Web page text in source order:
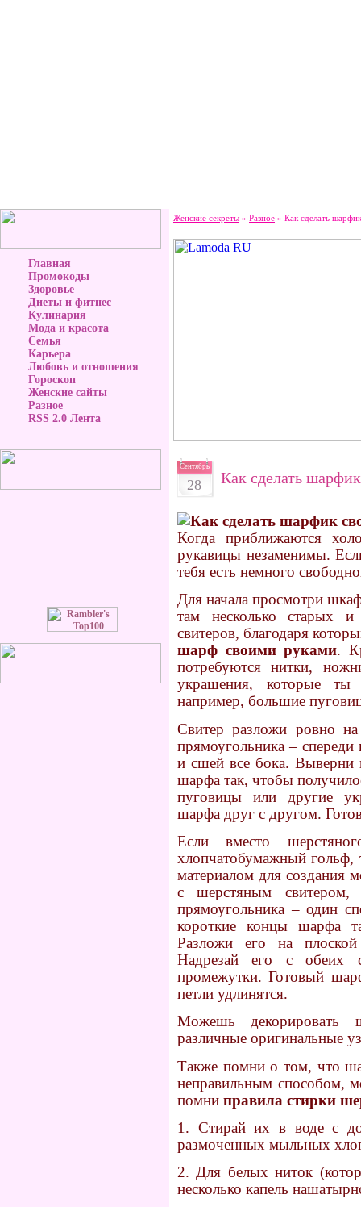
Главная
Промокоды
Здоровье
Диеты и фитнес
Кулинария
Мода и красота
Семья
Карьера
Любовь и отношения
Гороскоп
Женские сайты
Разное
RSS 2.0 Лента
Женские секреты » Разное » Как сделать
Сентябрь
28 Как сделать
Когда приближаются
рукавицы незаменимы.
тебя есть немного
Для начала просмотри
там несколько старых
свитеров, благодаря
шарф своими руками.
потребуются нитки,
украшения, которые
например, большие
Свитер разложи ровно
прямоугольника –
и сшей все бока. Выверни
шарфа так, чтобы
пуговицы или другие
шарфа друг с другом.
Если вместо
хлопчатобумажный
материалом для создания
с шерстяным
прямоугольника – один
короткие концы шарфа
Разложи его на
Надрезай его с обеих
промежутки. Готовый
петли удлинятся.
Можешь
различные оригинальные
Также помни о том, что
неправильным способом,
помни правила стирки
1. Стирай их в воде с
размоченных мыльных
2. Для белых ниток
несколько капель